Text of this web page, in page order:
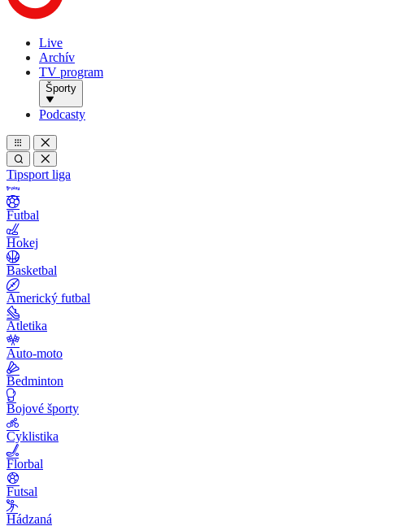
Live
Archív
TV program
Športy
Podcasty
Tipsport liga
Futbal
Hokej
Basketbal
Americký futbal
Atletika
Auto-moto
Bedminton
Bojové športy
Cyklistika
Florbal
Futsal
Hádzaná